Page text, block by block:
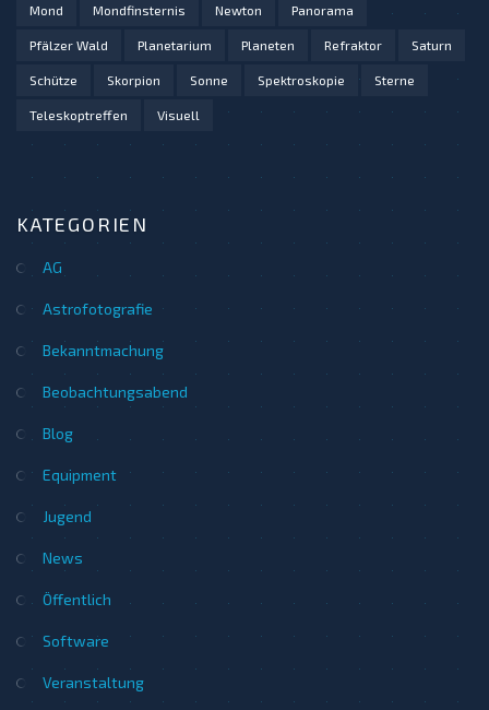
Mond Mondfinsternis Newton Panorama
Pfälzer Wald Planetarium Planeten Refraktor Saturn
Schütze Skorpion Sonne Spektroskopie Sterne
Teleskoptreffen Visuell
KATEGORIEN
AG
Astrofotografie
Bekanntmachung
Beobachtungsabend
Blog
Equipment
Jugend
News
Öffentlich
Software
Veranstaltung